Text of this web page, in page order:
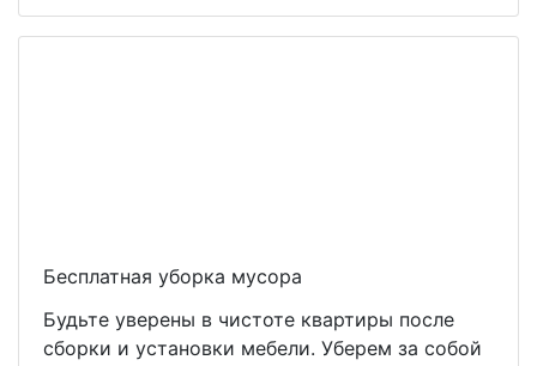
Бесплатная уборка мусора
Будьте уверены в чистоте квартиры после
сборки и установки мебели. Уберем за собой